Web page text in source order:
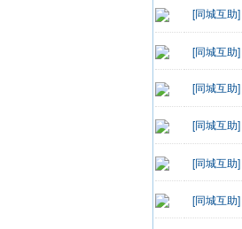
[同城互助]
[同城互助]
[同城互助]
[同城互助]
[同城互助]
[同城互助]